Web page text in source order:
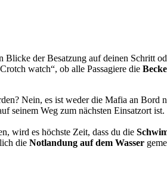
der Besatzung auf deinen Schritt
watch“, ob alle Passagiere die
Nein, es ist weder die Mafia an Bord
seinem Weg zum nächsten Einsatzort ist.
wird es höchste Zeit, dass du die
die Notlandung auf dem Wasser